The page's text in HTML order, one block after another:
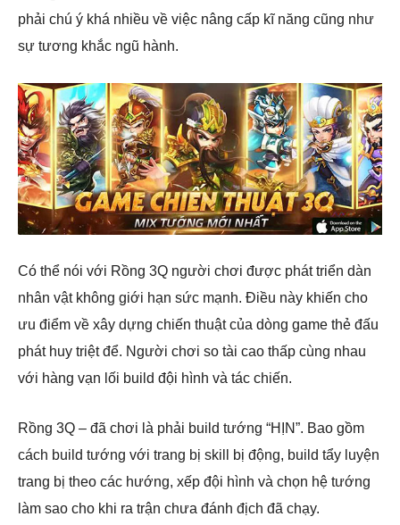
phải chú ý khá nhiều về việc nâng cấp kĩ năng cũng như
sự tương khắc ngũ hành.
Có thể nói với Rồng 3Q người chơi được phát triển dàn
nhân vật không giới hạn sức mạnh. Điều này khiến cho
ưu điểm về xây dựng chiến thuật của dòng game thẻ đấu
phát huy triệt để. Người chơi so tài cao thấp cùng nhau
với hàng vạn lối build đội hình và tác chiến.
Rồng 3Q – đã chơi là phải build tướng “HỊN”. Bao gồm
cách build tướng với trang bị skill bị động, build tẩy luyện
trang bị theo các hướng, xếp đội hình và chọn hệ tướng
làm sao cho khi ra trận chưa đánh địch đã chạy.